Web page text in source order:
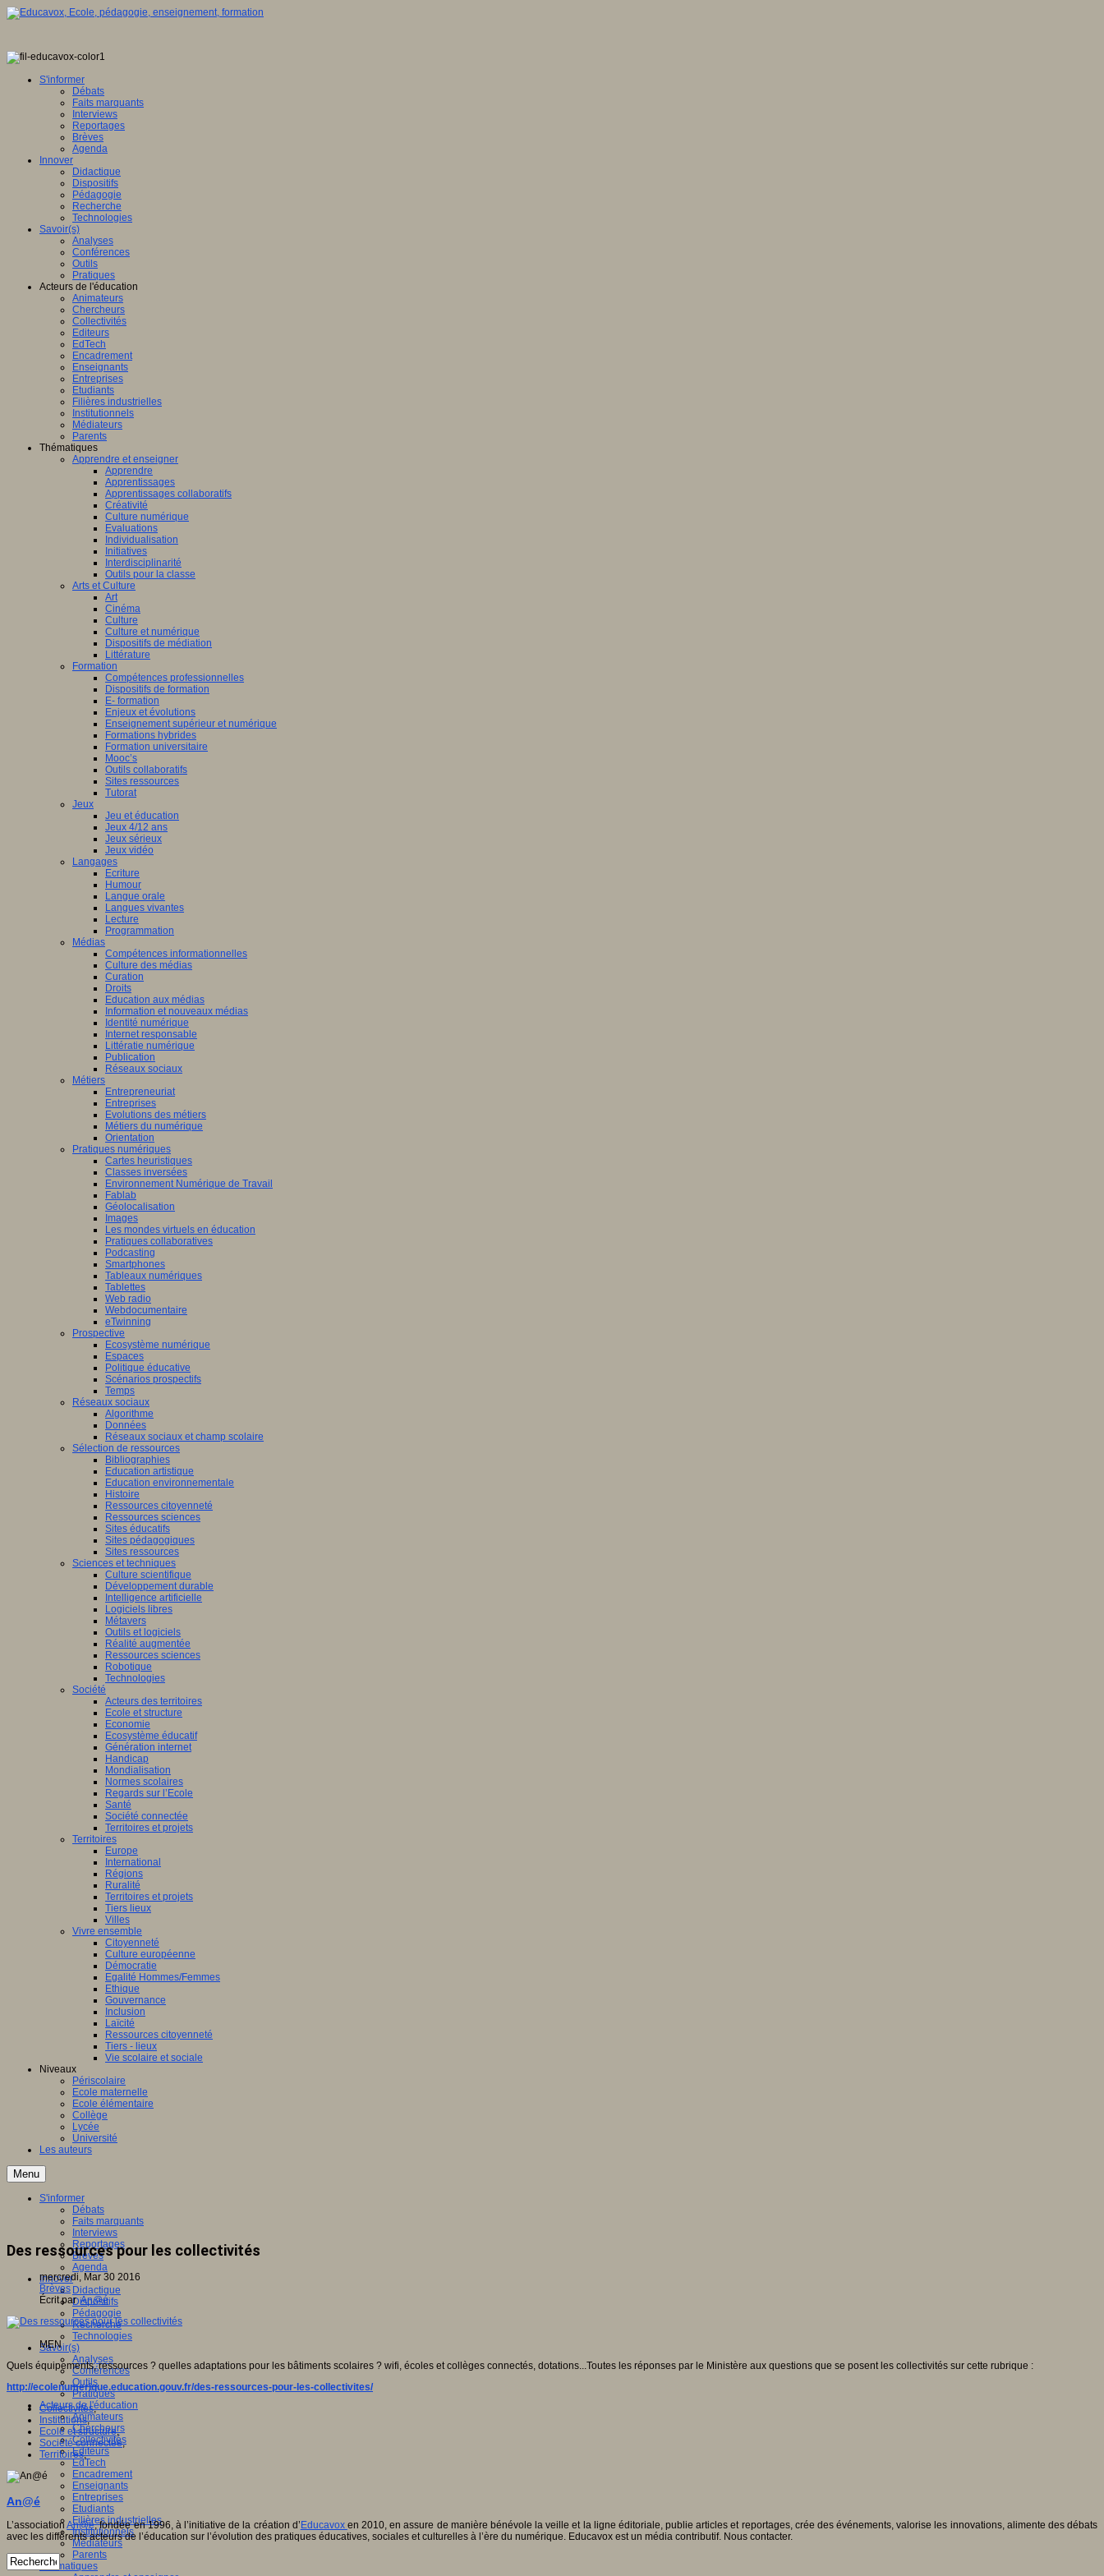
S'informer
Débats
Faits marquants
Interviews
Reportages
Brèves
Agenda
Innover
Didactique
Dispositifs
Pédagogie
Recherche
Technologies
Savoir(s)
Analyses
Conférences
Outils
Pratiques
Acteurs de l'éducation
Animateurs
Chercheurs
Collectivités
Editeurs
EdTech
Encadrement
Enseignants
Entreprises
Etudiants
Filières industrielles
Institutionnels
Médiateurs
Parents
Thématiques
Apprendre et enseigner
Apprendre
Apprentissages
Apprentissages collaboratifs
Créativité
Culture numérique
Evaluations
Individualisation
Initiatives
Interdisciplinarité
Outils pour la classe
Arts et Culture
Art
Cinéma
Culture
Culture et numérique
Dispositifs de médiation
Littérature
Formation
Compétences professionnelles
Dispositifs de formation
E- formation
Enjeux et évolutions
Enseignement supérieur et numérique
Formations hybrides
Formation universitaire
Mooc’s
Outils collaboratifs
Sites ressources
Tutorat
Jeux
Jeu et éducation
Jeux 4/12 ans
Jeux sérieux
Jeux vidéo
Langages
Ecriture
Humour
Langue orale
Langues vivantes
Lecture
Programmation
Médias
Compétences informationnelles
Culture des médias
Curation
Droits
Education aux médias
Information et nouveaux médias
Identité numérique
Internet responsable
Littératie numérique
Publication
Réseaux sociaux
Métiers
Entrepreneuriat
Entreprises
Evolutions des métiers
Métiers du numérique
Orientation
Pratiques numériques
Cartes heuristiques
Classes inversées
Environnement Numérique de Travail
Fablab
Géolocalisation
Images
Les mondes virtuels en éducation
Pratiques collaboratives
Podcasting
Smartphones
Tableaux numériques
Tablettes
Web radio
Webdocumentaire
eTwinning
Prospective
Ecosystème numérique
Espaces
Politique éducative
Scénarios prospectifs
Temps
Réseaux sociaux
Algorithme
Données
Réseaux sociaux et champ scolaire
Sélection de ressources
Bibliographies
Education artistique
Education environnementale
Histoire
Ressources citoyenneté
Ressources sciences
Sites éducatifs
Sites pédagogiques
Sites ressources
Sciences et techniques
Culture scientifique
Développement durable
Intelligence artificielle
Logiciels libres
Métavers
Outils et logiciels
Réalité augmentée
Ressources sciences
Robotique
Technologies
Société
Acteurs des territoires
Ecole et structure
Economie
Ecosystème éducatif
Génération internet
Handicap
Mondialisation
Normes scolaires
Regards sur l’Ecole
Santé
Société connectée
Territoires et projets
Territoires
Europe
International
Régions
Ruralité
Territoires et projets
Tiers lieux
Villes
Vivre ensemble
Citoyenneté
Culture européenne
Démocratie
Egalité Hommes/Femmes
Ethique
Gouvernance
Inclusion
Laïcité
Ressources citoyenneté
Tiers - lieux
Vie scolaire et sociale
Niveaux
Périscolaire
Ecole maternelle
Ecole élémentaire
Collège
Lycée
Université
Les auteurs
Menu
S'informer
Débats
Faits marquants
Interviews
Reportages
Brèves
Agenda
Innover
Didactique
Dispositifs
Pédagogie
Recherche
Technologies
Savoir(s)
Analyses
Conférences
Outils
Pratiques
Acteurs de l'éducation
Animateurs
Chercheurs
Collectivités
Editeurs
EdTech
Encadrement
Enseignants
Entreprises
Etudiants
Filières industrielles
Institutionnels
Médiateurs
Parents
Thématiques
Des ressources pour les collectivités
mercredi, Mar 30 2016
Brèves
Écrit parAn@é
MEN
Quels équipements, ressources ? quelles adaptations pour les bâtiments scolaires ? wifi, écoles et collèges connectés, dotations...Toutes les réponses par le Ministère aux questions que se posent les collectivités sur cette rubrique :
http://ecolenumerique.education.gouv.fr/des-ressources-pour-les-collectivites/
Collectivités,
Institutions,
Ecole et structure,
Société connectée,
Territoires,
An@é
L’associationAn@é, fondée en 1996, à l’initiative de la création d’ Educavox en 2010, en assure de manière bénévole la veille et la ligne éditoriale, publie articles et reportages, crée des événements, valorise les innovations, alimente des débats
avec les différents acteurs de l’éducation sur l’évolution des pratiques éducatives, sociales et culturelles à l’ère du numérique. Educavox est un média contributif. Nous contacter.